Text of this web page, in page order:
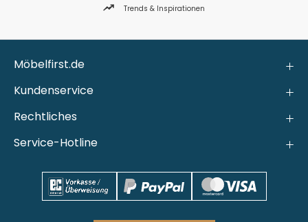
Trends & Inspirationen
Möbelfirst.de
Kundenservice
Rechtliches
Service-Hotline